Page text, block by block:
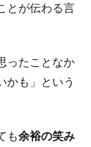
とが伝わる言
ったことなか
かも」という
も余裕の笑み